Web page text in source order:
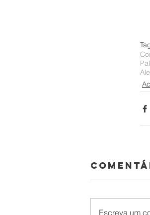
Escreva um